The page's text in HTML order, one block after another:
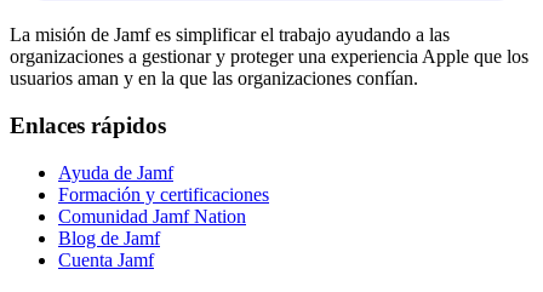
La misión de Jamf es simplificar el trabajo ayudando a las
organizaciones a gestionar y proteger una experiencia Apple que los
usuarios aman y en la que las organizaciones confían.
Enlaces rápidos
Ayuda de Jamf
Formación y certificaciones
Comunidad Jamf Nation
Blog de Jamf
Cuenta Jamf